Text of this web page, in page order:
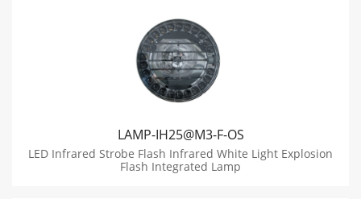
LAMP-IH25@M3-F-OS
LED Infrared Strobe Flash Infrared White Light Explosion
Flash Integrated Lamp